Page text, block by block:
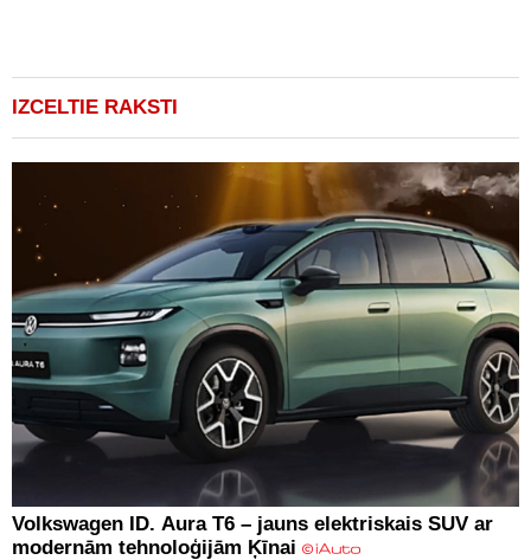
IZCELTIE RAKSTI
Volkswagen ID. Aura T6 – jauns elektriskais SUV ar
modernām tehnoloģijām Ķīnai